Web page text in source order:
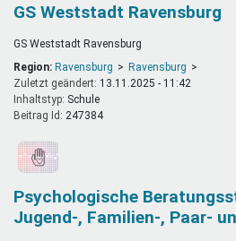
GS Weststadt Ravensburg
GS Weststadt Ravensburg
Region: Ravensburg
Ravensburg
Zuletzt geändert: 13.11.2025 - 11:42
Inhaltstyp:
schule
Beitrag Id: 247384
Psychologische
Jugend-, Familien-, Paar-